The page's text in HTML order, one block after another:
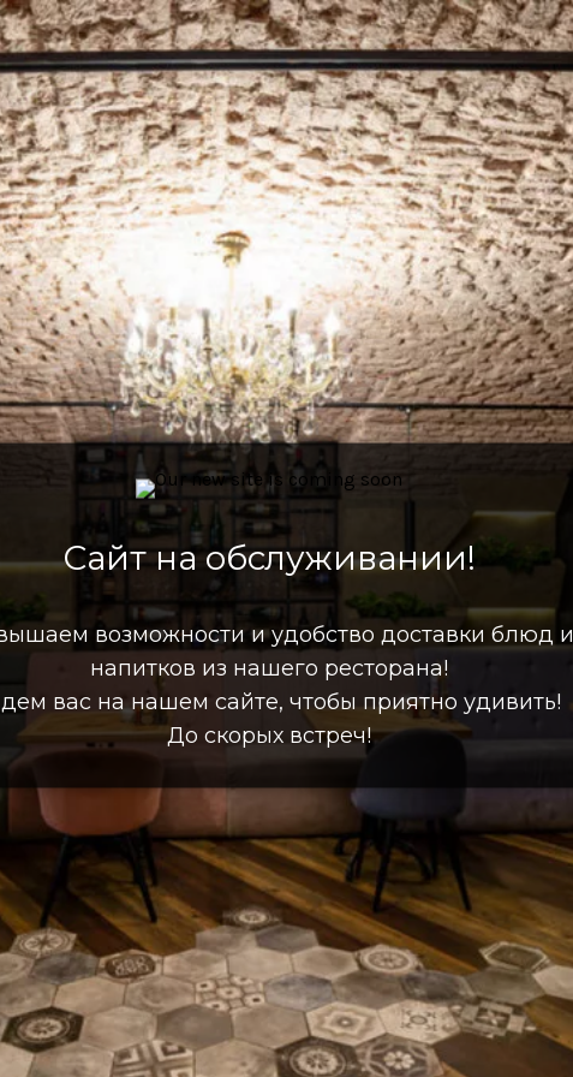
Сайт на обслуживании!
возможности и удобство доставки блюд и
напитков из нашего ресторана!
вас на нашем сайте, чтобы приятно удивить!
До скорых встреч!